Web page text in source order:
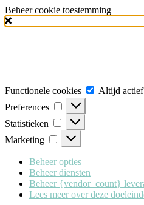
Beheer cookie toestemming
Functionele cookies
Altijd actief
Preferences
Statistieken
Marketing
Beheer opties
Beheer diensten
Beheer {vendor_count}
Lees meer over deze